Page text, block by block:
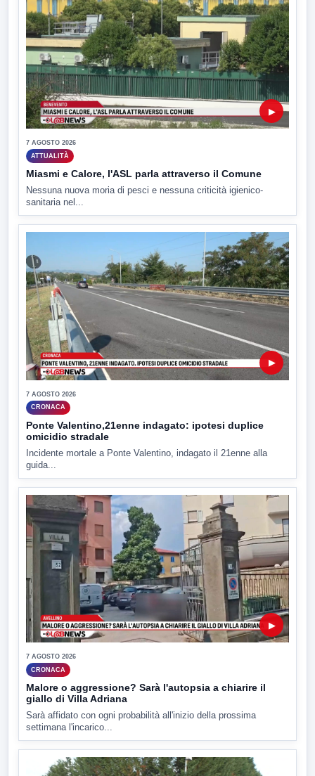
▶
7 AGOSTO 2026
ATTUALITÀ
Miasmi e Calore, l'ASL parla attraverso il Comune
Nessuna nuova moria di pesci e nessuna criticità igienico-
sanitaria nel...
▶
7 AGOSTO 2026
CRONACA
Ponte Valentino,21enne indagato: ipotesi duplice
omicidio stradale
Incidente mortale a Ponte Valentino, indagato il 21enne alla
guida...
▶
7 AGOSTO 2026
CRONACA
Malore o aggressione? Sarà l'autopsia a chiarire il
giallo di Villa Adriana
Sarà affidato con ogni probabilità all'inizio della prossima
settimana l'incarico...